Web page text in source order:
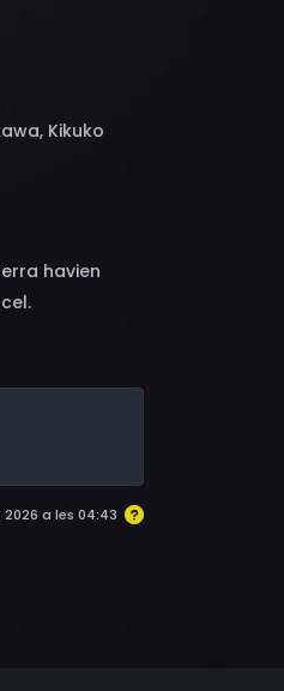
Kikuko
havien
a les 04:43